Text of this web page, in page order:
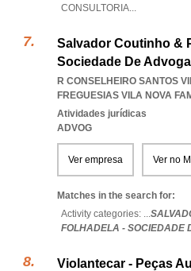
CONSULTORIA...
Salvador Coutinho &
Sociedade De
R CONSELHEIRO SANTOS
FREGUESIAS VILA NOVA
Atividades jurídicas
ADVOG
Ver empresa Ver no
Matches in the search for:
Activity categories: ...
FOLHADELA - SOCIEDADE
Violantecar - Peças